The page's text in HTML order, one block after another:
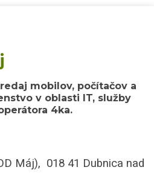
mobilov, počítačov a
v oblasti IT, služby
4ka.
Máj), 018 41 Dubnica nad